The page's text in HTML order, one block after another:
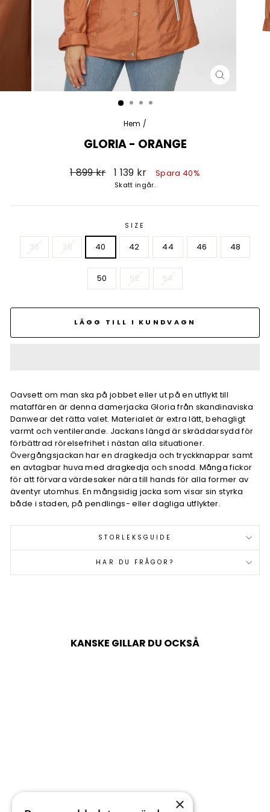
STÄNG
Hem /
GLORIA - ORANGE
Vanligt
1 899 kr Försäljningspris
1 139 kr Spara 40%
Skatt ingår.
SIZE
36 38 40 42 44 46 48
50 52 54
LÄGG TILL I KUNDVAGN
Oavsett om man ska på jobbet eller ut på en utflykt till
mataffären är denna damerjacka Gloria från skandinaviska
Danwear det rätta valet. Materialet är extra lätt, behagligt
varmt och ventilerande. Jackans längd är skräddarsydd för
förbättrad rörelsefrihet i nästan alla situationer.
Övergångsjackan har en dragkedja och tryckknappar samt
en avtagbar huva med dragkedja och snodd. Många fickor
för att förvara värdesaker nära till hands för alla former av
äventyr utomhus. En mångsidig jacka som visar sin styrka
både i staden, på pendlings- eller dagliga utflykter.
STORLEKSGUIDE
HAR DU FRÅGOR?
KANSKE GILLAR DU OCKSÅ
×